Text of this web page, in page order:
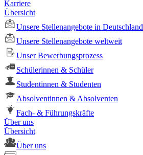
Karriere
Übersicht
Unsere Stellenangebote in Deutschland
Unsere Stellenangebote weltweit
Unser Bewerbungsprozess
Schülerinnen & Schüler
Studentinnen & Studenten
Absolventinnen & Absolventen
Fach- & Führungskräfte
Über uns
Übersicht
Über uns